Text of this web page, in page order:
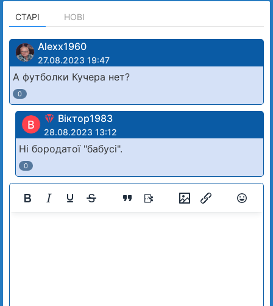
СТАРІ НОВІ
Alexx1960
27.08.2023 19:47
А футболки Кучера нет?
0
В Віктор1983
28.08.2023 13:12
Ні бородатої "бабусі".
0